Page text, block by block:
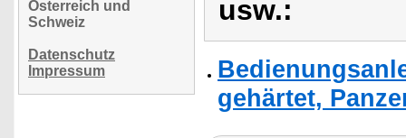
Österreich und
Schweiz
Datenschutz
Impressum
usw.:
gehärtet,